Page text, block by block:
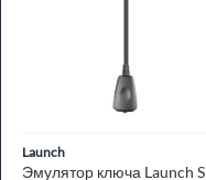
Launch